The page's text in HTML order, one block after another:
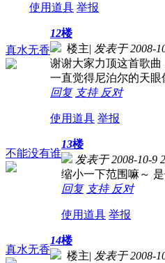
使用道具 举报
真水无香
12楼
楼主| 发表于 2008-
谢谢大家力顶这首歌
一直觉得尼泊尔的天
回复 支持 反对
使用道具 举报
不能没有谁
13楼
发表于 2008-10-9
缩小一下范围嘛～
回复 支持 反对
使用道具 举报
真水无香
14楼
楼主| 发表于 2008-